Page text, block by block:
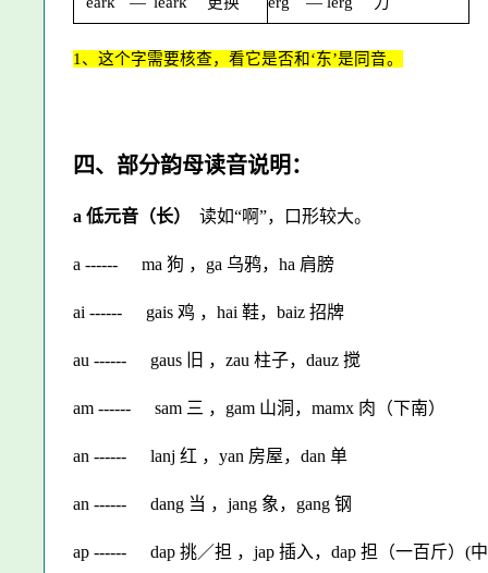
1 、这个字需要核查，看它是否和‘东’是同音。
四、部分韵母读音说明：
a 低元音（长） 读如“啊”，口形较大。
a ------ ma 狗 ，ga 乌鸦，ha 肩膀
ai ------ gais 鸡 ，hai 鞋，baiz 招牌
au ------ gaus 旧 ，zau 柱子，dauz 搅
am ------ sam 三 ，gam 山洞，mamx 肉（下南）
an ------ lanj 红 ，yan 房屋，dan 单
an ------ dang 当 ，jang 象，gang 钢
ap ------ dap 挑／担 ，jap 插入，dap 担（一百斤）(